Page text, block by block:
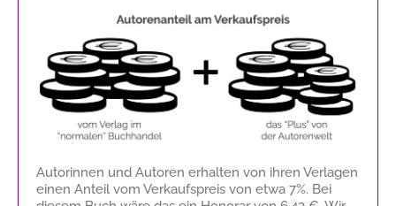
Autorinnen und Autoren erhalten von ihren Verlagen
einen Anteil vom Verkaufspreis von etwa 7%. Bei